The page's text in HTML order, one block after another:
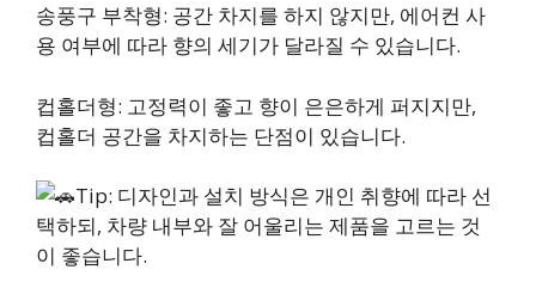
송풍구 부착형: 공간 차지를 하지 않지만, 에어컨 사
용 여부에 따라 향의 세기가 달라질 수 있습니다.
컵홀더형: 고정력이 좋고 향이 은은하게 퍼지지만,
컵홀더 공간을 차지하는 단점이 있습니다.
Tip: 디자인과 설치 방식은 개인 취향에 따라 선
택하되, 차량 내부와 잘 어울리는 제품을 고르는 것
이 좋습니다.